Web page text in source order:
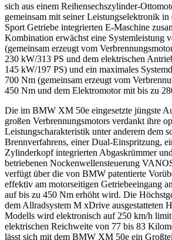
sich aus einem Reihensechszylinder-
gemeinsam mit seiner Leistungselektronik
Sport Getriebe integrierten E-Maschine
Kombination erwächst eine Systemleistung
(gemeinsam erzeugt vom
230 kW/313 PS und dem elektrischen
145 kW/197 PS) und ein maximales
700 Nm (gemeinsam erzeugt vom
450 Nm und dem Elektromotor mit bis zu
Die im BMW XM 50e eingesetzte jüngste
großen Verbrennungsmotors verdankt ihre
Leistungscharakteristik unter anderem dem
Brennverfahrens, einer Dual-Einspritzung,
Zylinderkopf integrierten Abgaskrümmer
betriebenen Nockenwellensteuerung
verfügt über die von BMW patentierte
effektiv am motorseitigen Getriebeeingang
auf bis zu 450 Nm erhöht wird. Die
dem Allradsystem M xDrive ausgestatteten
Modells wird elektronisch auf 250 km/h
elektrischen Reichweite von 77 bis 83
lässt sich mit dem BMW XM 50e ein